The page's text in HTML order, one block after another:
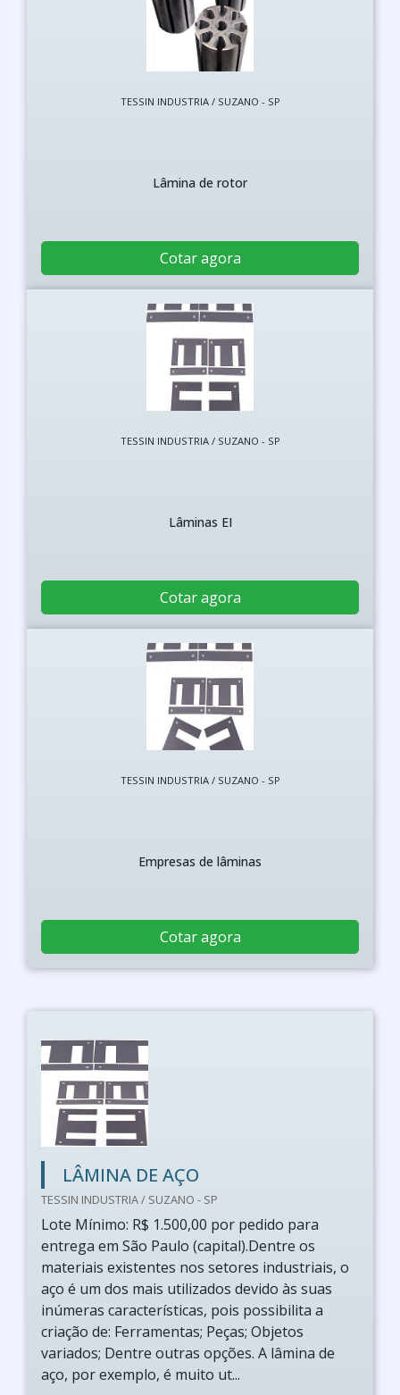
TESSIN INDUSTRIA / SUZANO - SP
Lâmina de rotor
Cotar agora
TESSIN INDUSTRIA / SUZANO - SP
Lâminas EI
Cotar agora
TESSIN INDUSTRIA / SUZANO - SP
Empresas de lâminas
Cotar agora
LÂMINA DE AÇO
TESSIN INDUSTRIA / SUZANO - SP
Lote Mínimo: R$ 1.500,00 por pedido para
entrega em São Paulo (capital).Dentre os
materiais existentes nos setores industriais, o
aço é um dos mais utilizados devido às suas
inúmeras características, pois possibilita a
criação de: Ferramentas; Peças; Objetos
variados; Dentre outras opções. A lâmina de
aço, por exemplo, é muito ut...